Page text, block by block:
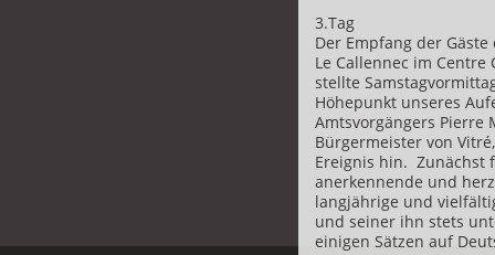
3.Tag
Der Empfang der
Le Callennec im
stellte
Höhepunkt unseres
Amtsvorgängers Pierre
Bürgermeister von
Ereignis hin. Zunächst
anerkennende und
langjährige und
und seiner ihn stets
einigen Sätzen auf